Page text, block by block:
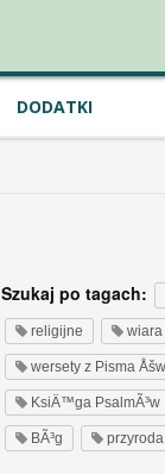
DODATKI
Szukaj po tagach:
religijne wiara
wersety z Pisma
KsiÄ™ga PsalmÃ³w
BÃ³g przyroda